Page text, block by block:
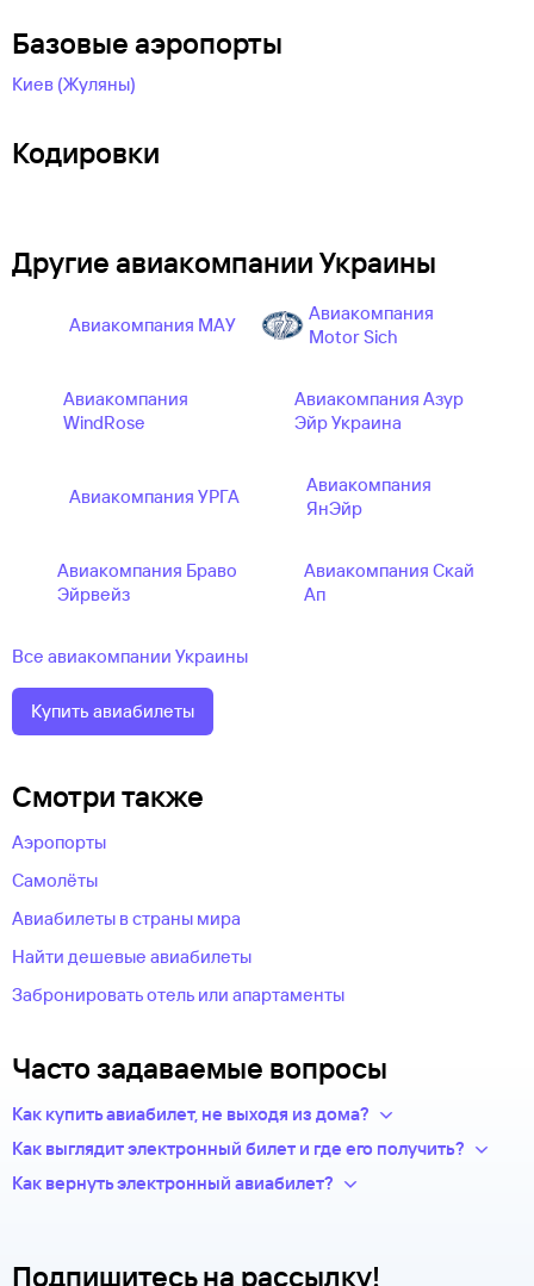
Базовые аэропорты
Киев (Жуляны)
Кодировки
Другие авиакомпании Украины
Авиакомпания МАУ
Авиакомпания
Motor Sich
Авиакомпания
WindRose
Авиакомпания Азур
Эйр Украина
Авиакомпания УРГА
Авиакомпания
ЯнЭйр
Авиакомпания Браво
Эйрвейз
Авиакомпания Скай
Ап
Все авиакомпании Украины
Купить авиабилеты
Смотри также
Аэропорты
Самолёты
Авиабилеты в страны мира
Найти дешевые авиабилеты
Забронировать отель или апартаменты
Часто задаваемые вопросы
Как купить авиабилет, не выходя из дома?
Укажите в нужных полях маршрут, дату поездки и число
из предложений сотен авиакомпаний.
оформления билетов. Туту.ру передает их только
Как выглядит электронный билет и где его получить?
После оплаты на сайте, в базе данных авиакомпании
Как вернуть электронный авиабилет?
Подпишитесь на рассылку!